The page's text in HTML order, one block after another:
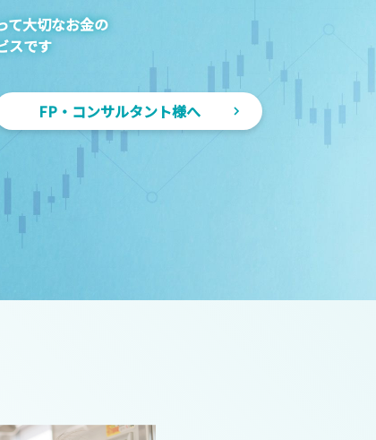
て大切なお金の
スです
FP・コンサルタント様へ